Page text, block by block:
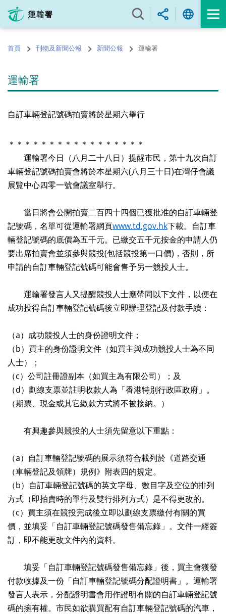
內
的首頁 刊物及新聞公報 新聞公報 運輸署
運輸署
自訂車輛登記號碼拍賣將於星期六舉行
＊＊＊＊＊＊＊＊＊＊＊＊＊＊＊＊＊
運輸署今日（八月二十八日）提醒市民，第十九次自訂
車輛登記號碼拍賣會將於本星期六(八月三十日)在灣仔會議
展覽中心四零一號會議室舉行。
當日將會公開拍賣二百四十四個已獲批准的自訂車輛登
記號碼，名單可從運輸署網頁www.td.gov.hk下載。自訂車
輛登記號碼的底價為五千元。已繳交五千元按金的申請人仍
要出席拍賣會並須參與競投(包括競投第一口價)，否則，所
申請的自訂車輛登記號碼可能會售予另一競投人士。
運輸署發言人又提醒競投人士應帶同以下文件，以便在
成功投得自訂車輛登記號碼後立即辦理登記及付款手續：
（a）成功競投人士的身份證明文件；
（b）買主的身份證明文件（如買主與成功競投人士為不同
人士）；
（c）公司註冊證副本（如買主為有限公司）；及
（d）劃線支票並註明收款人為「香港特別行政區政府」。
（期票、現金或其它繳款方式將不被接納。）
有興趣參與競投的人士須先留意以下重點：
（a）自訂車輛登記號碼的展示須符合載列於《道路交通
（車輛登記及領牌）規例》附表四的規定。
（b）自訂車輛登記號碼的英文字母、數目字及空位的排列
方式（即拍賣時的單行及雙行排列方式）是不得更改的。
（c）買主須在競投完成後立即以劃線支票繳付有關的買
價，並填妥「自訂車輛登記號碼發售備忘錄」。文件一經簽
訂，即不能更改文件內的資料。
填妥「自訂車輛登記號碼發售備忘錄」後，買主會獲發
付款收據及一份「自訂車輛登記號碼分配證明書」。運輸署
發言人表示，分配證明書會用作證明有關的自訂車輛登記號
碼的擁有權。市民如欲購買配有自訂車輛登記號碼的汽車，